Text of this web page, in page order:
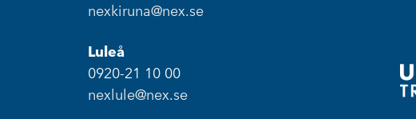
nexkiruna@nex.se
Luleå
0920-21 10 00
nexlule@nex.se